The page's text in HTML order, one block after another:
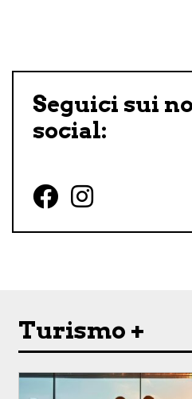
Seguici sui
social:
Follow us
Follow us
Turismo +